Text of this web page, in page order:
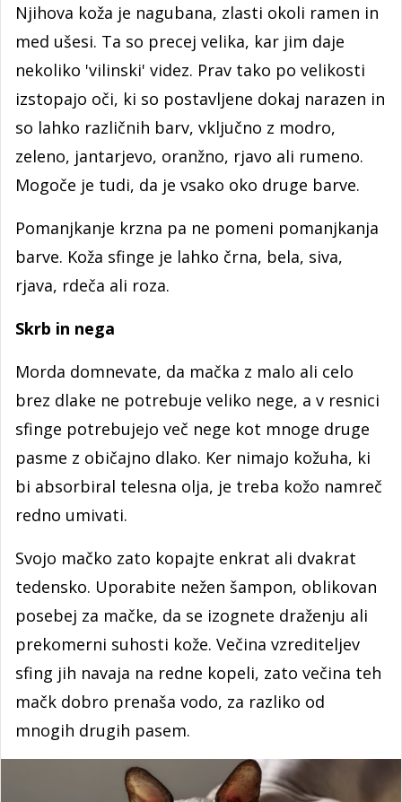
Njihova koža je nagubana, zlasti okoli ramen in
med ušesi. Ta so precej velika, kar jim daje
nekoliko 'vilinski' videz. Prav tako po velikosti
izstopajo oči, ki so postavljene dokaj narazen in
so lahko različnih barv, vključno z modro,
zeleno, jantarjevo, oranžno, rjavo ali rumeno.
Mogoče je tudi, da je vsako oko druge barve.
Pomanjkanje krzna pa ne pomeni pomanjkanja
barve. Koža sfinge je lahko črna, bela, siva,
rjava, rdeča ali roza.
Skrb in nega
Morda domnevate, da mačka z malo ali celo
brez dlake ne potrebuje veliko nege, a v resnici
sfinge potrebujejo več nege kot mnoge druge
pasme z običajno dlako. Ker nimajo kožuha, ki
bi absorbiral telesna olja, je treba kožo namreč
redno umivati.
Svojo mačko zato kopajte enkrat ali dvakrat
tedensko. Uporabite nežen šampon, oblikovan
posebej za mačke, da se izognete draženju ali
prekomerni suhosti kože. Večina vzrediteljev
sfing jih navaja na redne kopeli, zato večina teh
mačk dobro prenaša vodo, za razliko od
mnogih drugih pasem.